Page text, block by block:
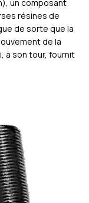
un composant
résines de
de sorte que la
de la
à son tour, fournit